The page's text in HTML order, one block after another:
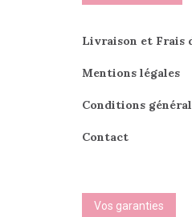
du
Livraison et Frais
Mentions légales
Conditions
Contact
Vos garanties